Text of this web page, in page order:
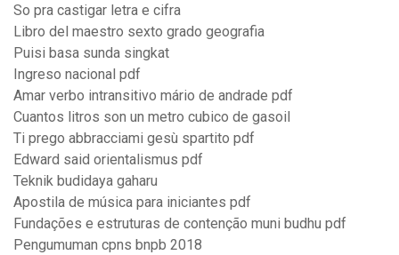
So pra castigar letra e cifra
Libro del maestro sexto grado geografia
Puisi basa sunda singkat
Ingreso nacional pdf
Amar verbo intransitivo mário de andrade pdf
Cuantos litros son un metro cubico de gasoil
Ti prego abbracciami gesù spartito pdf
Edward said orientalismus pdf
Teknik budidaya gaharu
Apostila de música para iniciantes pdf
Fundações e estruturas de contenção muni budhu pdf
Pengumuman cpns bnpb 2018